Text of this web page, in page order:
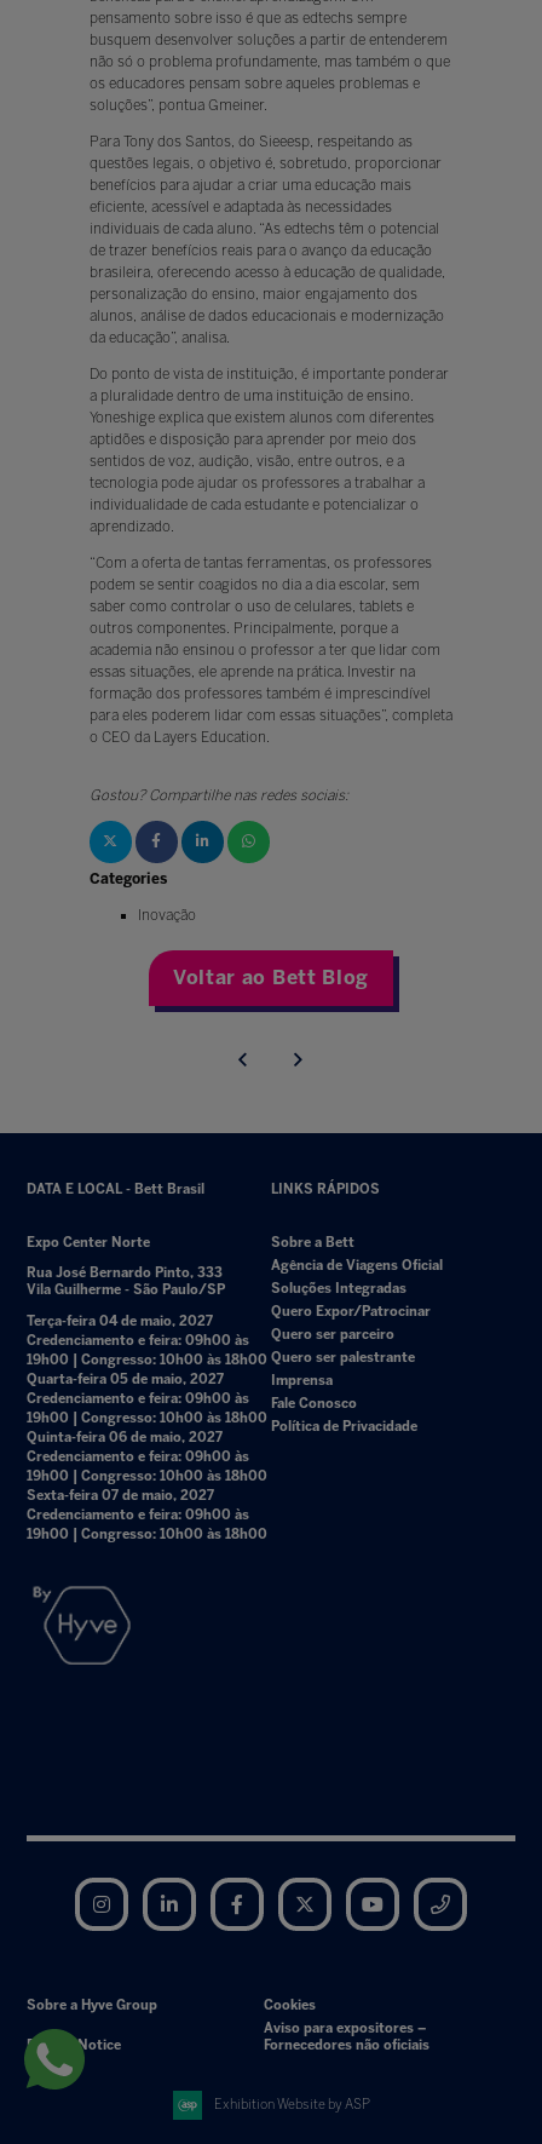
pensamento sobre isso é que as edtechs sempre
busquem desenvolver soluções a partir de entenderem
não só o problema profundamente, mas também o que
os educadores pensam sobre aqueles problemas e
soluções”, pontua Gmeiner.
Para Tony dos Santos, do Sieeesp, respeitando as
questões legais, o objetivo é, sobretudo, proporcionar
benefícios para ajudar a criar uma educação mais
eficiente, acessível e adaptada às necessidades
individuais de cada aluno. “As edtechs têm o potencial
de trazer benefícios reais para o avanço da educação
brasileira, oferecendo acesso à educação de qualidade,
personalização do ensino, maior engajamento dos
alunos, análise de dados educacionais e modernização
da educação”, analisa.
Do ponto de vista de instituição, é importante ponderar
a pluralidade dentro de uma instituição de ensino.
Yoneshige explica que existem alunos com diferentes
aptidões e disposição para aprender por meio dos
sentidos de voz, audição, visão, entre outros, e a
tecnologia pode ajudar os professores a trabalhar a
individualidade de cada estudante e potencializar o
aprendizado.
“Com a oferta de tantas ferramentas, os professores
podem se sentir coagidos no dia a dia escolar, sem
saber como controlar o uso de celulares, tablets e
outros componentes. Principalmente, porque a
academia não ensinou o professor a ter que lidar com
essas situações, ele aprende na prática. Investir na
formação dos professores também é imprescindível
para eles poderem lidar com essas situações”, completa
o CEO da Layers Education.
Gostou? Compartilhe nas redes sociais:
Categories
Inovação
Voltar ao Bett Blog
DATA E LOCAL - Bett Brasil
Expo Center Norte
Rua José Bernardo Pinto, 333
Vila Guilherme - São Paulo/SP
Terça-feira 04 de maio, 2027
Credenciamento e feira: 09h00 às
19h00 | Congresso: 10h00 às 18h00
Quarta-feira 05 de maio, 2027
Credenciamento e feira: 09h00 às
19h00 | Congresso: 10h00 às 18h00
Quinta-feira 06 de maio, 2027
Credenciamento e feira: 09h00 às
19h00 | Congresso: 10h00 às 18h00
Sexta-feira 07 de maio, 2027
Credenciamento e feira: 09h00 às
19h00 | Congresso: 10h00 às 18h00
LINKS RÁPIDOS
Sobre a Bett
Agência de Viagens Oficial
Soluções Integradas
Quero Expor/Patrocinar
Quero ser parceiro
Quero ser palestrante
Imprensa
Fale Conosco
Política de Privacidade
Instagram LinkedIn Facebook Twitter YouTube
Sobre a Hyve Group Cookies
Privacy Notice
Aviso para expositores –
Fornecedores não oficiais
Exhibition Website by ASP